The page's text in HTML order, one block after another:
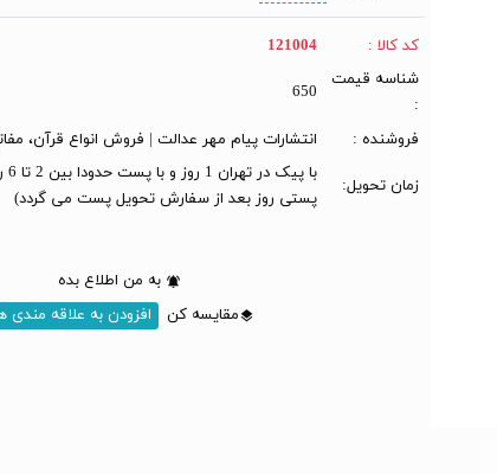
کد کالا :
121004
شناسه قیمت
:
650
فروشنده : انتشارات پیام مهر عدالت | فروش انواع قرآن،
زمان تحویل:
پستی روز بعد از سفارش تحویل پست می گردد)
به من اطلاع بده
مقایسه کن
افزودن به علاقه مندی